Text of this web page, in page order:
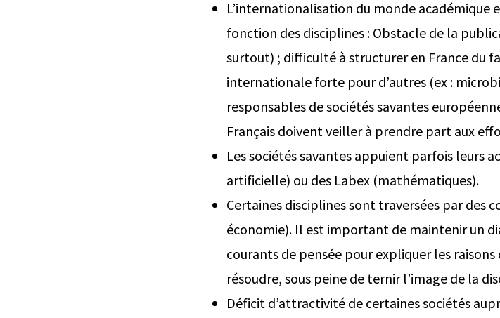
L’internationalisation du monde académique
fonction des disciplines : Obstacle de la
surtout) ; difficulté à structurer en France du
internationale forte pour d’autres (ex :
responsables de sociétés savantes
Français doivent veiller à prendre part aux
Les sociétés savantes appuient parfois leurs
artificielle) ou des Labex (mathématiques).
Certaines disciplines sont traversées par des
économie). Il est important de maintenir un
courants de pensée pour expliquer les
résoudre, sous peine de ternir l’image de la
Déficit d’attractivité de certaines sociétés